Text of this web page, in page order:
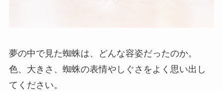
夢の中で見た蜘蛛は、どんな容姿だったのか。
色、大きさ、蜘蛛の表情やしぐさをよく思い出し
てください。